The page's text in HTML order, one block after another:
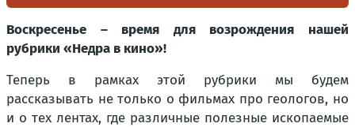
Воскресенье – время для возрождения нашей
рубрики «Недра в кино»!
Теперь в рамках этой рубрики мы будем
рассказывать не только о фильмах про геологов, но
и о тех лентах, где различные полезные ископаемые